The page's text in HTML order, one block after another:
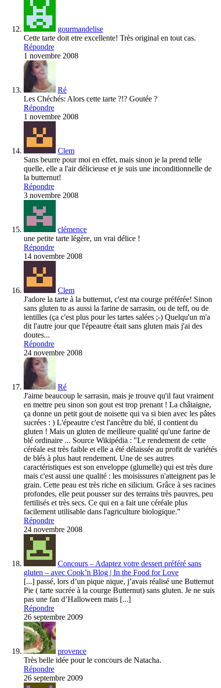
gourmandelise
Cette tarte doit etre excellente! Très original en tout cas.
Répondre
1 novembre 2008
Ré
Les Chéchés: Alors cette tarte ?!? Goutée ?
Répondre
1 novembre 2008
Clem
Sans beurre pour moi en effet, mais sinon je la prend telle
quelle, elle a l'air délicieuse et je suis une inconditionnelle de
la butternut!
Répondre
3 novembre 2008
clémence
une petite tarte légère, un vrai délice !
Répondre
14 novembre 2008
Clem
J'adore la tarte à la butternut, c'est ma courge préférée! Sinon
sans gluten tu as aussi la farine de sarrasin, ou de teff, ou de
lentilles (ça c'est plus pour les tartes salées ;-) Quelqu'un m'a
dit l'autre jour que l'épeautre était sans gluten mais j'ai des
doutes...
Répondre
24 novembre 2008
Ré
J'aime beaucoup le sarrasin, mais je trouve qu'il faut vraiment
en mettre peu sinon son gout est trop prenant ! La châtaigne,
ça donne un petit gout de noisette qui va si bien avec les pâtes
sucrées : ) L'épeautre c'est l'ancêtre du blé, il contient du
gluten ! Mais un gluten de meilleure qualité qu'une farine de
blé ordinaire ... Source Wikipédia : "Le rendement de cette
céréale est très faible et elle a été délaissée au profit de variétés
de blés à plus haut rendement. Une de ses autres
caractéristiques est son enveloppe (glumelle) qui est très dure
mais c'est aussi une qualité : les moisissures n'atteignent pas le
grain. Cette peau est très riche en silicium. Grâce à ses racines
profondes, elle peut pousser sur des terrains très pauvres, peu
fertilisés et très secs. Ce qui en a fait une céréale plus
facilement utilisable dans l'agriculture biologique."
Répondre
24 novembre 2008
Concours – Adaptez votre dessert préféré sans
gluten – avec Cook’n Blog | In the Food for Love
[...] passé, lors d’un pique nique, j’avais réalisé une Butternut
Pie ( tarte sucrée à la courge Butternut) sans gluten. Je ne suis
pas une fan d’Halloween mais [...]
Répondre
26 septembre 2009
provence
Très belle idée pour le concours de Natacha.
Répondre
26 septembre 2009